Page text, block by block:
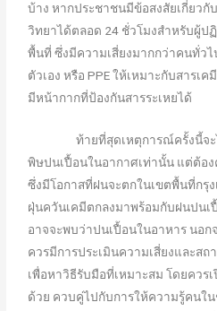
บ้าง หากประชาชนมีข้อสงสัยเกี่ยว
วิทยาได้ตลอด 24 ชั่วโมงสำหรับผู้
พื้นที่ ซึ่งมีความเสี่ยงมากกว่าคนทั่ว
ตัวเอง หรือ PPE ให้เหมาะกับสารเ
มีหน้ากากที่ป้องกันสารระเหยได้
ท้ายที่สุดเหตุการณ์ครั้งนี้จะไม่
พิษปนเปื้อนในอากาศเท่านั้น แต่ต้อ
ซึ่งมีโอกาสที่ฝนจะตกในเขตพื้นที่กรุ
ฝุ่นควันเคมีตกลงมาพร้อมกับฝนปนเ
อาจจะพบว่าปนเปื้อนในอาหาร นอก
ควรมีการประเมินความเสี่ยงและส
เพื่อหาวิธีรับมือที่เหมาะสม โดยควร
ด้วย ควบคู่ไปกับการให้ความรู้คนใ